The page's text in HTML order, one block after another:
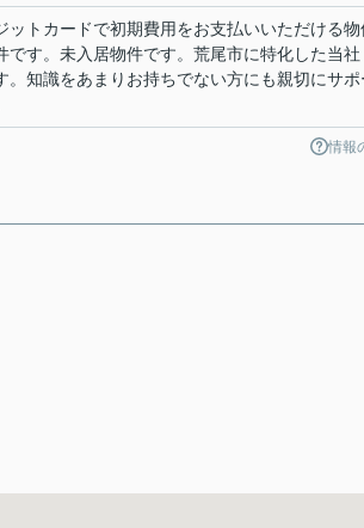
トカードで初期費用をお支払いいただける物
す。未入居物件です。荒尾市に特化した当社
知識をあまりお持ちでない方にも親切にサポ
情報